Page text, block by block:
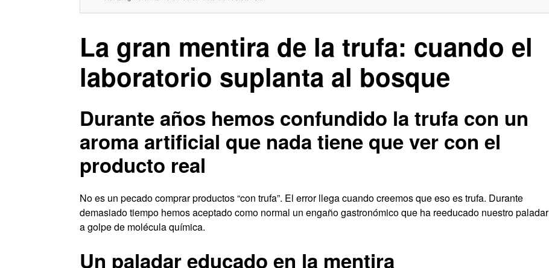
La gran mentira de la trufa: cuando el
laboratorio suplanta al bosque
Durante años hemos confundido la trufa con un
aroma artificial que nada tiene que ver con el
producto real
No es un pecado comprar productos “con trufa”. El error llega cuando creemos que eso es trufa. Durante
demasiado tiempo hemos aceptado como normal un engaño gastronómico que ha reeducado nuestro paladar
a golpe de molécula química.
Un paladar educado en la mentira